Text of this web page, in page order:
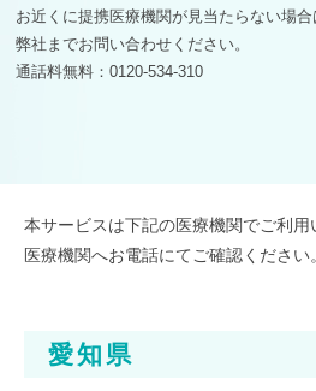
お近くに提携医療機関が見当たらない場合
弊社までお問い合わせください。
通話料無料：0120-534-310
本サービスは下記の医療機関でご利
医療機関へお電話にてご確認ください。
愛知県